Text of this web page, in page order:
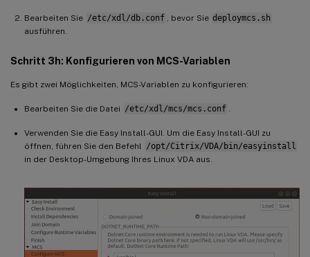
Bearbeiten Sie /etc/xdl/db.conf , bevor Sie deploymcs.sh
ausführen.
Schritt 3h: Konfigurieren von MCS-Variablen
Es gibt zwei Möglichkeiten, MCS-Variablen zu konfigurieren:
Bearbeiten Sie die Datei /etc/xdl/mcs/mcs.conf .
Verwenden Sie die Easy Install-GUI. Um die Easy Install-GUI zu
öffnen, führen Sie den Befehl /opt/Citrix/VDA/bin/easyinstall
in der Desktop-Umgebung Ihres Linux VDA aus.